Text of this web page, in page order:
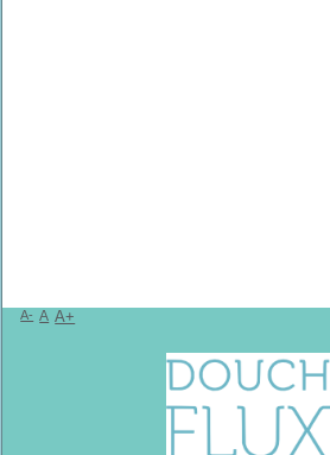
A- A A+